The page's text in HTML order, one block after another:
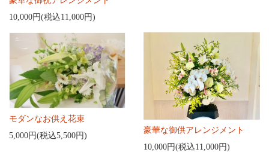
10,000円(税込11,000円)
モダンなお供え花束
5,000円(税込5,500円)
豪華な御供アレンジメント
10,000円(税込11,000円)